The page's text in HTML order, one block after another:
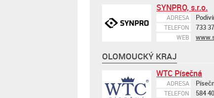
SYNPRO, s.r.o.
ADRESA
TELEFON 733
WEB
OLOMOUCKÝ KRAJ
WTC Písečná
ADRESA
TELEFON 584